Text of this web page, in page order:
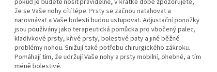
pokud je budete nosit pravidelně, v krátké době zpozorujete,
že se Vaše nohy cítí lépe. Prsty se začnou natahovat a
narovnávat a Vaše bolesti budou ustupovat. Adjustační ponožky
jsou používány jako terapeutická pomůcka pro vbočený palec,
kladívkové prsty, křivé prsty, bolestivé paty a jiné běžné
problémy nohou. Snižují také potřebu chirurgického zákroku.
Pomáhají tím, že udržují Vaše nohy a prsty mobilní, ohebné, a tím
méně bolestivé.